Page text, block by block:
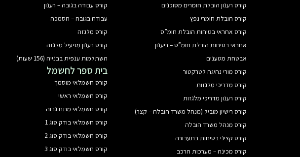
קורס רענון הובלת חומרים מסוכנים
קורס הובלת חומרי נפץ
קורס אחראי בטיחות הובלת חומ”ס
אחראי בטיחות הובלת חומ”ס – ריענון
אבטחת מטענים
קורס מורי נהיגה לטרקטור
קורס מדריכי מלגזות
קורס רענון מדריכי מלגזות
קורס רישיון מוביל (מנהל משרד הובלה – קצר)
קורס מנהל משרד הובלה
קורס קציני בטיחות בתעבורה
קורס מכינה – מערכות הרכב
קורס עבודה בגובה – רענון
עבודה בגובה – הסמכה
קורס מלגזה
קורס רענון מפעיל מלגזה
השתלמות ענפית בבנייה (156 שעות)
בית ספר לחשמל
קורס חשמלאי מוסמך
קורס חשמלאי ראשי
קורס חשמלאי מתח גבוה
קורס חשמלאי בודק סוג 1
קורס חשמלאי בודק סוג 2
קורס חשמלאי בודק סוג 3